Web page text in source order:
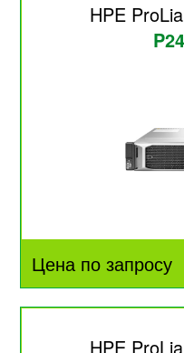
HPE
Цена по запросу
HPE